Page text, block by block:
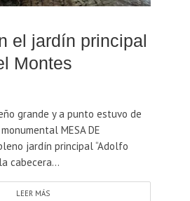
el jardín principal
Montes
grande y a punto estuvo de
MESA DE
jardín principal “Adolfo
cabecera...
LEER MÁS